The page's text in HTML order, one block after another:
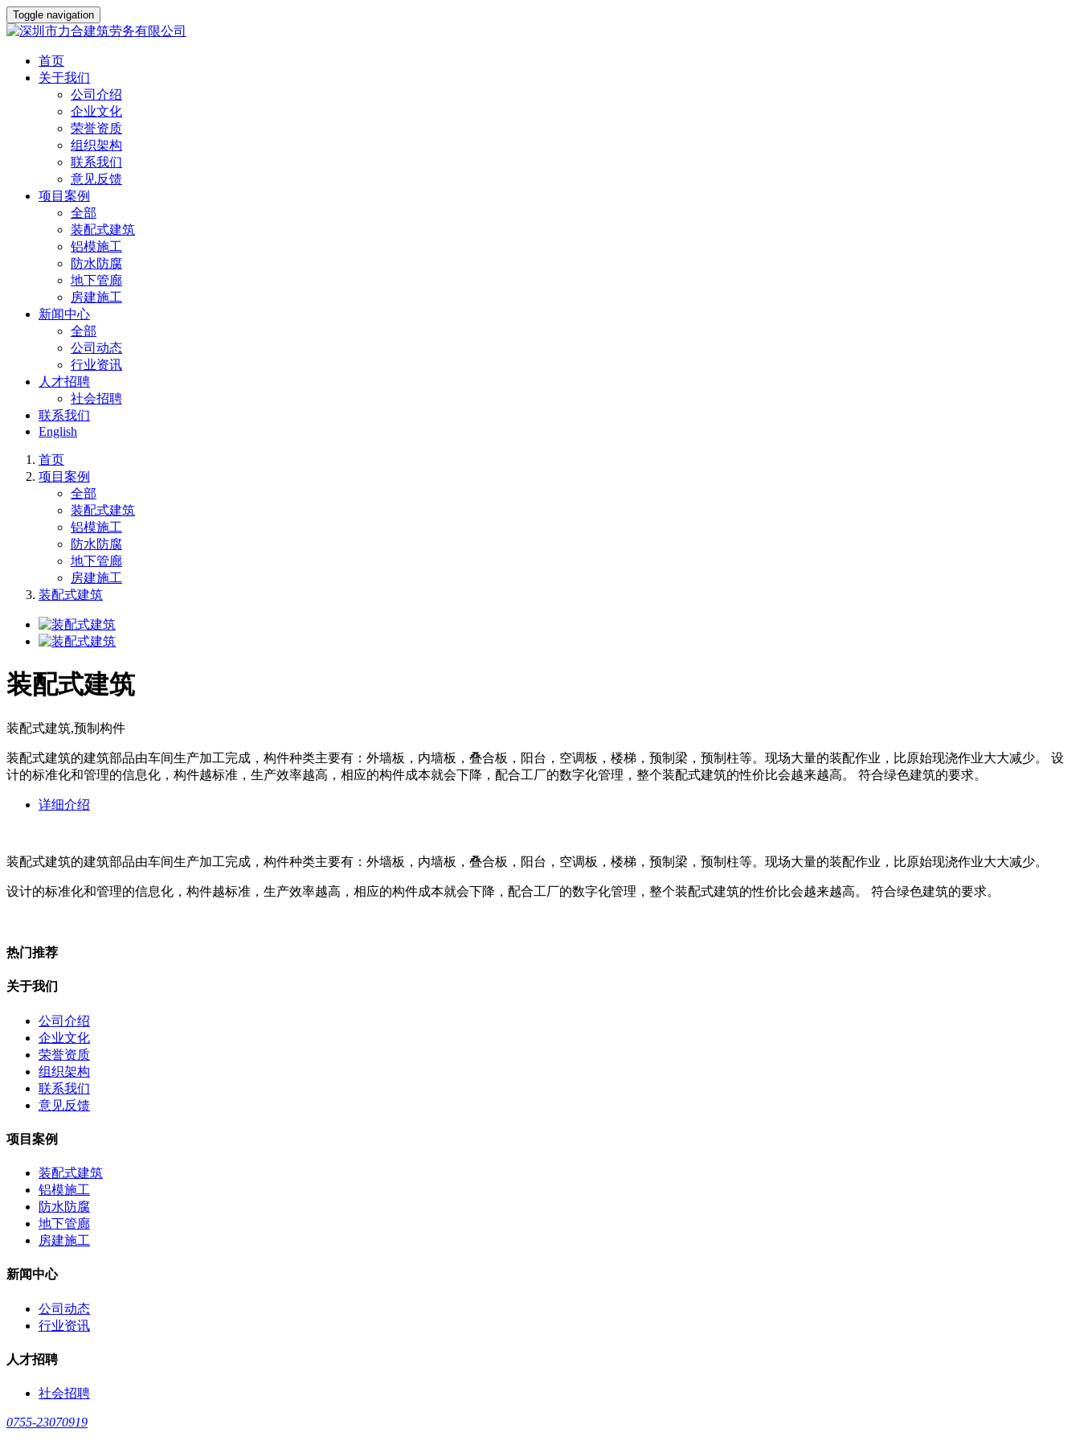
Toggle navigation
首页
关于我们
公司介绍
企业文化
荣誉资质
组织架构
联系我们
意见反馈
项目案例
全部
装配式建筑
铝模施工
防水防腐
地下管廊
房建施工
新闻中心
全部
公司动态
行业资讯
人才招聘
社会招聘
联系我们
English
首页
项目案例
全部
装配式建筑
铝模施工
防水防腐
地下管廊
房建施工
装配式建筑
装配式建筑
装配式建筑,预制构件
装配式建筑的建筑部品由车间生产加工完成，构件种类主要有：外墙板，内墙板，叠合板，阳台，空调板，楼梯，预制梁，预制柱等。现场大量的装配作业，比原始现浇作业大大减少。 设
计的标准化和管理的信息化，构件越标准，生产效率越高，相应的构件成本就会下降，配合工厂的数字化管理，整个装配式建筑的性价比会越来越高。 符合绿色建筑的要求。
详细介绍
装配式建筑的建筑部品由车间生产加工完成，构件种类主要有：外墙板，内墙板，叠合板，阳台，空调板，楼梯，预制梁，预制柱等。现场大量的装配作业，比原始现浇作业大大减少。
设计的标准化和管理的信息化，构件越标准，生产效率越高，相应的构件成本就会下降，配合工厂的数字化管理，整个装配式建筑的性价比会越来越高。 符合绿色建筑的要求。
热门推荐
关于我们
公司介绍
企业文化
荣誉资质
组织架构
联系我们
意见反馈
项目案例
装配式建筑
铝模施工
防水防腐
地下管廊
房建施工
新闻中心
公司动态
行业资讯
人才招聘
社会招聘
0755-23070919